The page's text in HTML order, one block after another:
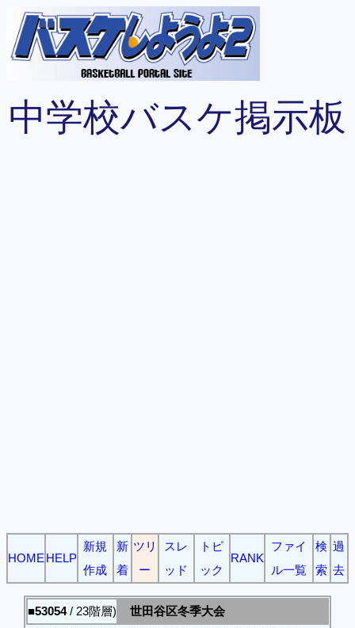
中学校バスケ掲示板
HOME HELP
新規
作成
新
着
ツリ
ー
スレ
ッド
トピ
ック
RANK
ファイ
ル一覧
検
索
過
去
■53054/ 23階層)
世田谷区冬季大会